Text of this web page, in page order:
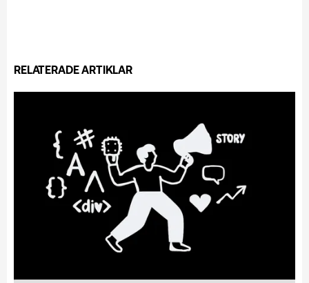
RELATERADE ARTIKLAR